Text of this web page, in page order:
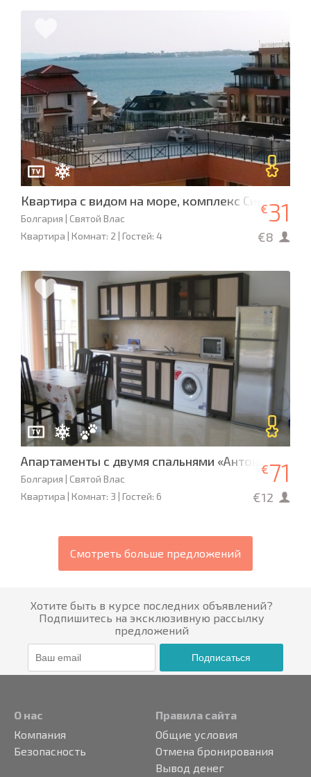
Квартира с видом на море, комплекс Сияна 3
Болгария | Святой Влас
Квартира | Комнат: 2 | Гостей: 4
€31
€8
Апартаменты с двумя спальнями «Антония» L- 70
Болгария | Святой Влас
Квартира | Комнат: 3 | Гостей: 6
€71
€12
Смотреть больше предложений
Хотите быть в курсе последних объявлений?
Подпишитесь на эксклюзивную рассылку
предложений
Подписаться
О нас
Компания
Безопасность
Правила сайта
Общие условия
Отмена бронирования
Вывод денег